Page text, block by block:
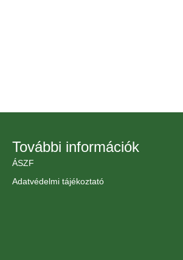
További információk
ÁSZF
Adatvédelmi tájékoztató